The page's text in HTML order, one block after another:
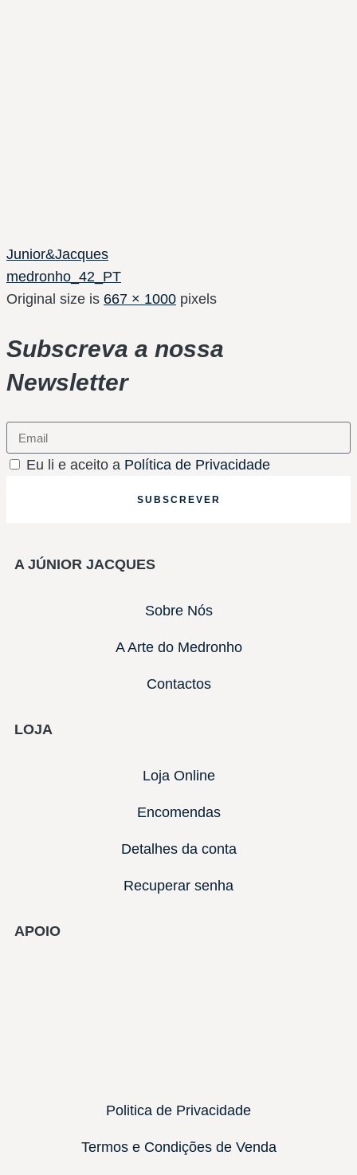
Junior&Jacques
medronho_42_PT
Original size is 667 × 1000 pixels
Subscreva a nossa
Newsletter
Eu li e aceito a Política de Privacidade
SUBSCREVER
A JÚNIOR JACQUES
Sobre Nós
A Arte do Medronho
Contactos
LOJA
Loja Online
Encomendas
Detalhes da conta
Recuperar senha
APOIO
Politica de Privacidade
Termos e Condições de Venda